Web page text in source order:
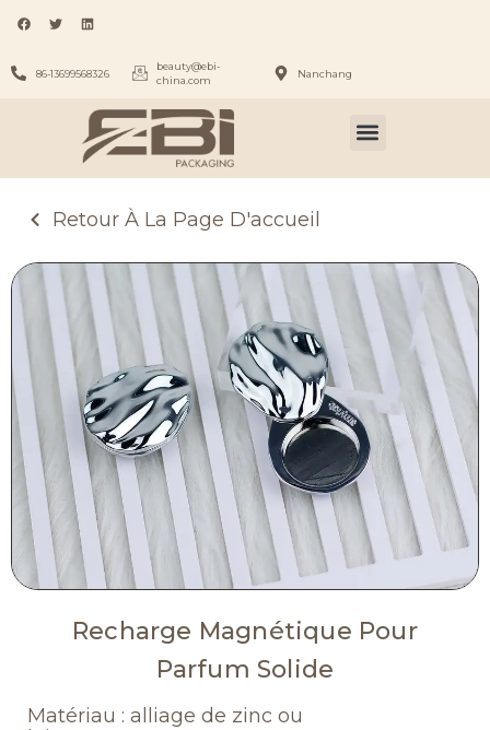
86-13699568326
beauty@ebi-
china.com
Nanchang
Retour À La Page D'accueil
Recharge Magnétique Pour
Parfum Solide
Matériau : alliage de zinc ou